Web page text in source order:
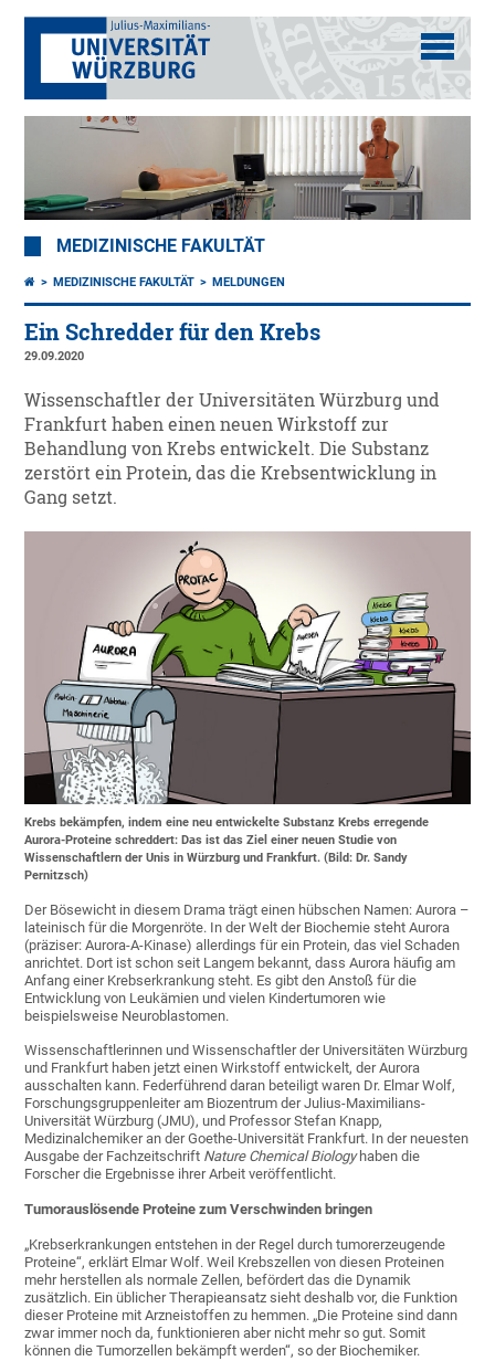
MEDIZINISCHE FAKULTÄT
MEDIZINISCHE FAKULTÄT MELDUNGEN
Ein Schredder für den Krebs
29.09.2020
Wissenschaftler der Universitäten Würzburg und
Frankfurt haben einen neuen Wirkstoff zur
Behandlung von Krebs entwickelt. Die Substanz
zerstört ein Protein, das die Krebsentwicklung in
Gang setzt.
Krebs bekämpfen, indem eine neu entwickelte Substanz Krebs erregende
Aurora-Proteine schreddert: Das ist das Ziel einer neuen Studie von
Wissenschaftlern der Unis in Würzburg und Frankfurt. (Bild: Dr. Sandy
Pernitzsch)
Der Bösewicht in diesem Drama trägt einen hübschen Namen: Aurora –
lateinisch für die Morgenröte. In der Welt der Biochemie steht Aurora
(präziser: Aurora-A-Kinase) allerdings für ein Protein, das viel Schaden
anrichtet. Dort ist schon seit Langem bekannt, dass Aurora häufig am
Anfang einer Krebserkrankung steht. Es gibt den Anstoß für die
Entwicklung von Leukämien und vielen Kindertumoren wie
beispielsweise Neuroblastomen.
Wissenschaftlerinnen und Wissenschaftler der Universitäten Würzburg
und Frankfurt haben jetzt einen Wirkstoff entwickelt, der Aurora
ausschalten kann. Federführend daran beteiligt waren Dr. Elmar Wolf,
Forschungsgruppenleiter am Biozentrum der Julius-Maximilians-
Universität Würzburg (JMU), und Professor Stefan Knapp,
Medizinalchemiker an der Goethe-Universität Frankfurt. In der neuesten
Ausgabe der Fachzeitschrift Nature Chemical Biologyhaben die
Forscher die Ergebnisse ihrer Arbeit veröffentlicht.
Tumorauslösende Proteine zum Verschwinden bringen
„Krebserkrankungen entstehen in der Regel durch tumorerzeugende
Proteine“, erklärt Elmar Wolf. Weil Krebszellen von diesen Proteinen
mehr herstellen als normale Zellen, befördert das die Dynamik
zusätzlich. Ein üblicher Therapieansatz sieht deshalb vor, die Funktion
dieser Proteine mit Arzneistoffen zu hemmen. „Die Proteine sind dann
zwar immer noch da, funktionieren aber nicht mehr so gut. Somit
können die Tumorzellen bekämpft werden“, so der Biochemiker.